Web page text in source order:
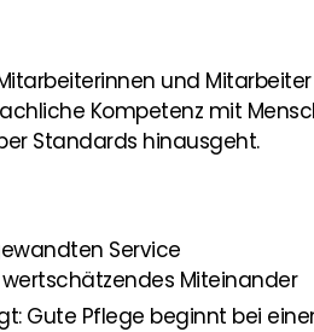
und
Kompetenz mit
Standards hinausgeht.
Service
Miteinander
Gute Pflege beginnt bei